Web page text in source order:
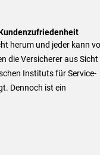
herum und jeder kann
die Versicherer aus Sicht
Instituts für Service-
Dennoch ist ein